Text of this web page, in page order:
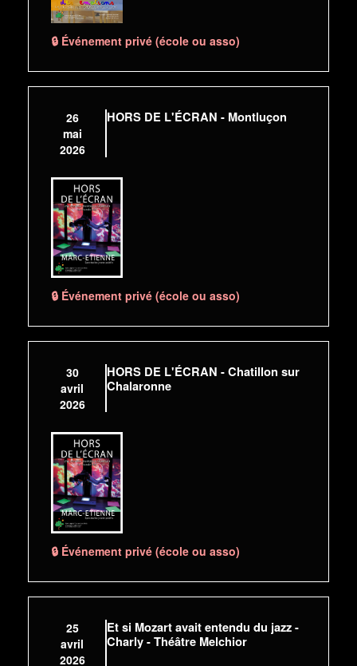
🔒 Événement privé (école ou asso)
26
mai
2026
HORS DE L'ÉCRAN - Montluçon
🔒 Événement privé (école ou asso)
30
avril
2026
HORS DE L'ÉCRAN - Chatillon sur
Chalaronne
🔒 Événement privé (école ou asso)
25
avril
2026
Et si Mozart avait entendu du jazz -
Charly - Théâtre Melchior